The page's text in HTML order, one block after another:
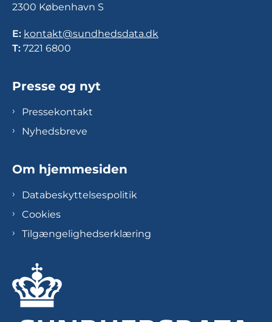
2300 København S
E: kontakt@sundhedsdata.dk
T: 7221 6800
Presse og nyt
Pressekontakt
Nyhedsbreve
Om hjemmesiden
Databeskyttelsespolitik
Cookies
Tilgængelighedserklæring